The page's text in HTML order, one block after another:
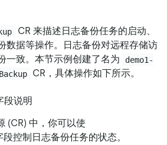
CR 来描述日志备份任务的启动、
数据等操作。日志备份对远程存储访
一致。本节示例创建了名为
demo1-
Backup CR，具体操作如下所示。
段说明
(CR) 中，你可以使
段控制日志备份任务的状态。